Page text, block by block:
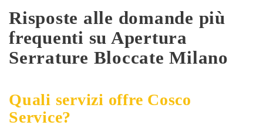
Risposte alle domande più
frequenti su Apertura
Serrature Bloccate Milano
Quali servizi offre Cosco
Service?